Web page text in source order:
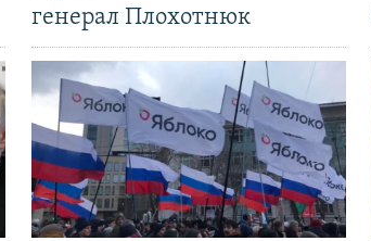
генерал Плохотнюк